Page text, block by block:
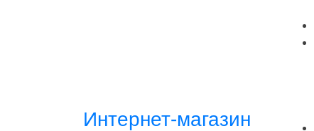
Интернет-магазин